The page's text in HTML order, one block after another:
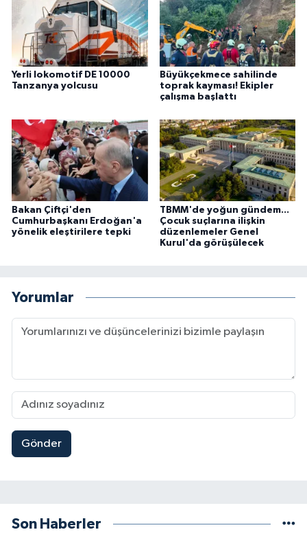
Yerli lokomotif DE 10000
Tanzanya yolcusu
Büyükçekmece sahilinde
toprak kayması! Ekipler
çalışma başlattı
Bakan Çiftçi'den
Cumhurbaşkanı Erdoğan'a
yönelik eleştirilere tepki
TBMM'de yoğun gündem...
Çocuk suçlarına ilişkin
düzenlemeler Genel
Kurul'da görüşülecek
Yorumlar
Gönder
Son Haberler